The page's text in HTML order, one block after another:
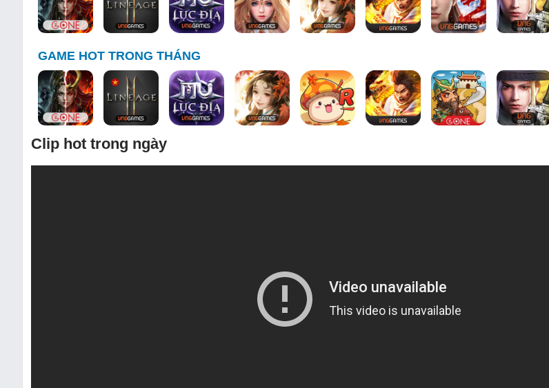
GAME HOT TRONG THÁNG
Clip hot trong ngày